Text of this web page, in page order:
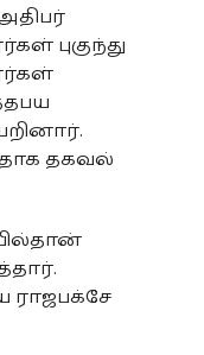
புகுந்து
தகவல்